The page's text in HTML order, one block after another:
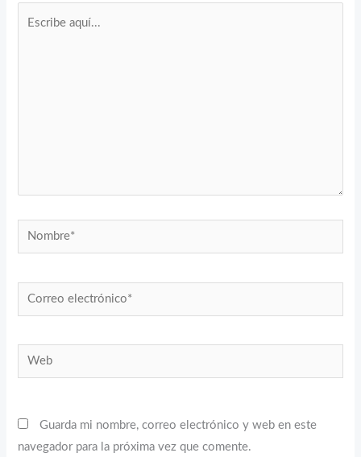
Nombre*
Correo
electrónico*
Web
Guarda mi nombre, correo electrónico y web en este
navegador para la próxima vez que comente.